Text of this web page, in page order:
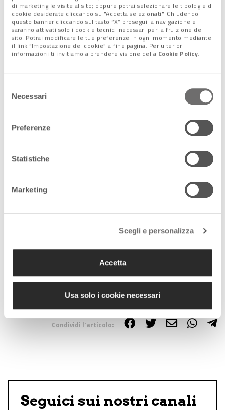
di marketing le visite al sito; oppure potrai selezionare le tipologie di
cookie desiderate cliccando su "Accetta selezionati". Chiudendo
questo banner cliccando sul tasto “X” prosegui la navigazione e
saranno attivati solo i cookie tecnici necessari per la fruizione del
sito. Potrai modificare le tue preferenze in ogni momento mediante
il link “Impostazione dei cookie” a fine pagina. Per ulteriori
informazioni ti invitiamo a prendere visione della Cookie Policy.
delNecessari
Preferenze
Statistiche
Marketing
Scegli e personalizza
Accetta
Usa solo i cookie necessari
televisivi”.
Intanto, pur con ritmi decisamente inferiori al periodo delle
restrizioni pandemiche, anche nel 2022 la crescita delle
piattaformeche propongono contenuti video in streaming
online è continuata. E, nella più recente analisi del fenomeno
Netflix, che
tra le varie piattaforme,
Iniziano però ad emergere le prime criticità nel settore, con
flessione a dicembre di oltre 1,5 milioni di utenti
complessivi delle varie offerte in streaming, che sono scesi a
quota 14,9 milioni. E, soprattutto, si è registrato un -23,3%
Netflix, per esempio, è passata da 432 a 376 milioni di ore su
Lascia un commento +
Condividi l'articolo:
Seguici sui nostri canali